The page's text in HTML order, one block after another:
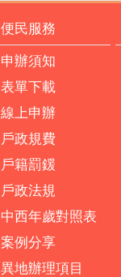
便民服務
申辦須知
表單下載
線上申辦
戶政規費
戶籍罰鍰
戶政法規
中西年歲對照表
案例分享
異地辦理項目